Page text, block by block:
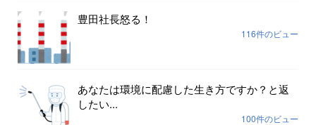
豊田社長怒る！
116件のビュー
あなたは環境に配慮した生き方ですか？と返
したい...
100件のビュー